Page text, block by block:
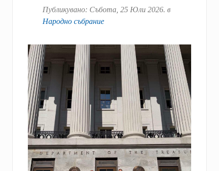
Публикувано: Събота, 25 Юли 2026. в
Народно събрание